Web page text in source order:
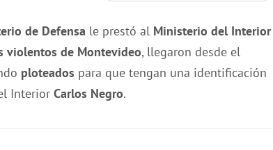
de Defensa le prestó al Ministerio del Interior
violentos de Montevideo, llegaron desde el
ploteados para que tengan una identificación
Interior Carlos Negro.